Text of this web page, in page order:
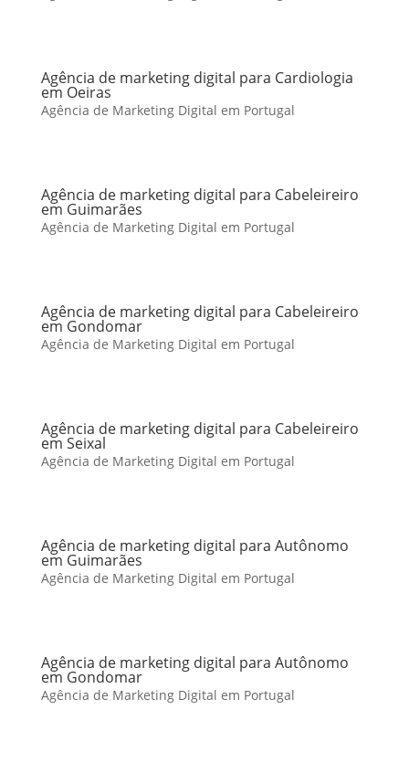
Agência de marketing digital para Cardiologia
em Oeiras
Agência de Marketing Digital em Portugal
Agência de marketing digital para Cabeleireiro
em Guimarães
Agência de Marketing Digital em Portugal
Agência de marketing digital para Cabeleireiro
em Gondomar
Agência de Marketing Digital em Portugal
Agência de marketing digital para Cabeleireiro
em Seixal
Agência de Marketing Digital em Portugal
Agência de marketing digital para Autônomo
em Guimarães
Agência de Marketing Digital em Portugal
Agência de marketing digital para Autônomo
em Gondomar
Agência de Marketing Digital em Portugal